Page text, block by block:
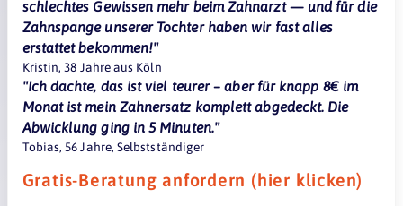
schlechtes Gewissen mehr beim Zahnarzt — und für die
Zahnspange unserer Tochter haben wir fast alles
erstattet bekommen!"
Kristin, 38 Jahre aus Köln
"Ich dachte, das ist viel teurer – aber für knapp 8€ im
Monat ist mein Zahnersatz komplett abgedeckt. Die
Abwicklung ging in 5 Minuten."
Tobias, 56 Jahre, Selbstständiger
Gratis-Beratung anfordern (hier klicken)